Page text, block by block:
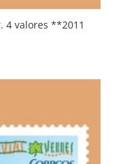
4 valores **2011